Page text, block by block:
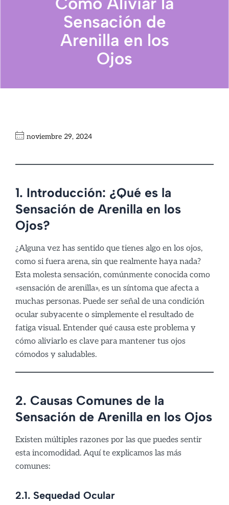
Sensación de
Arenilla en los
Ojos
noviembre 29, 2024
1. Introducción: ¿Qué es la
Sensación de Arenilla en los
Ojos?
¿Alguna vez has sentido que tienes algo en los ojos,
como si fuera arena, sin que realmente haya nada?
Esta molesta sensación, comúnmente conocida como
«sensación de arenilla», es un síntoma que afecta a
muchas personas. Puede ser señal de una condición
ocular subyacente o simplemente el resultado de
fatiga visual. Entender qué causa este problema y
cómo aliviarlo es clave para mantener tus ojos
cómodos y saludables.
2. Causas Comunes de la
Sensación de Arenilla en los Ojos
Existen múltiples razones por las que puedes sentir
esta incomodidad. Aquí te explicamos las más
comunes:
2.1. Sequedad Ocular